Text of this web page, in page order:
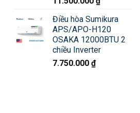
chiều Inverter quantityĐiều hòa Sumikura
APS/APO-H120
OSAKA 12000BTU 2
chiều Inverter
7.750.000 ₫